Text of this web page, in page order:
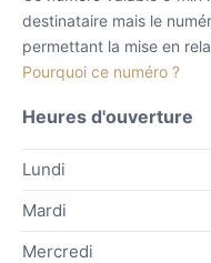
destinataire mais le
permettant la mise en
Pourquoi ce numéro ?
Heures d'ouverture
Lundi
Mardi
Mercredi